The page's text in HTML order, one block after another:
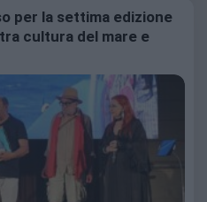
per la settima edizione
tra cultura del mare e